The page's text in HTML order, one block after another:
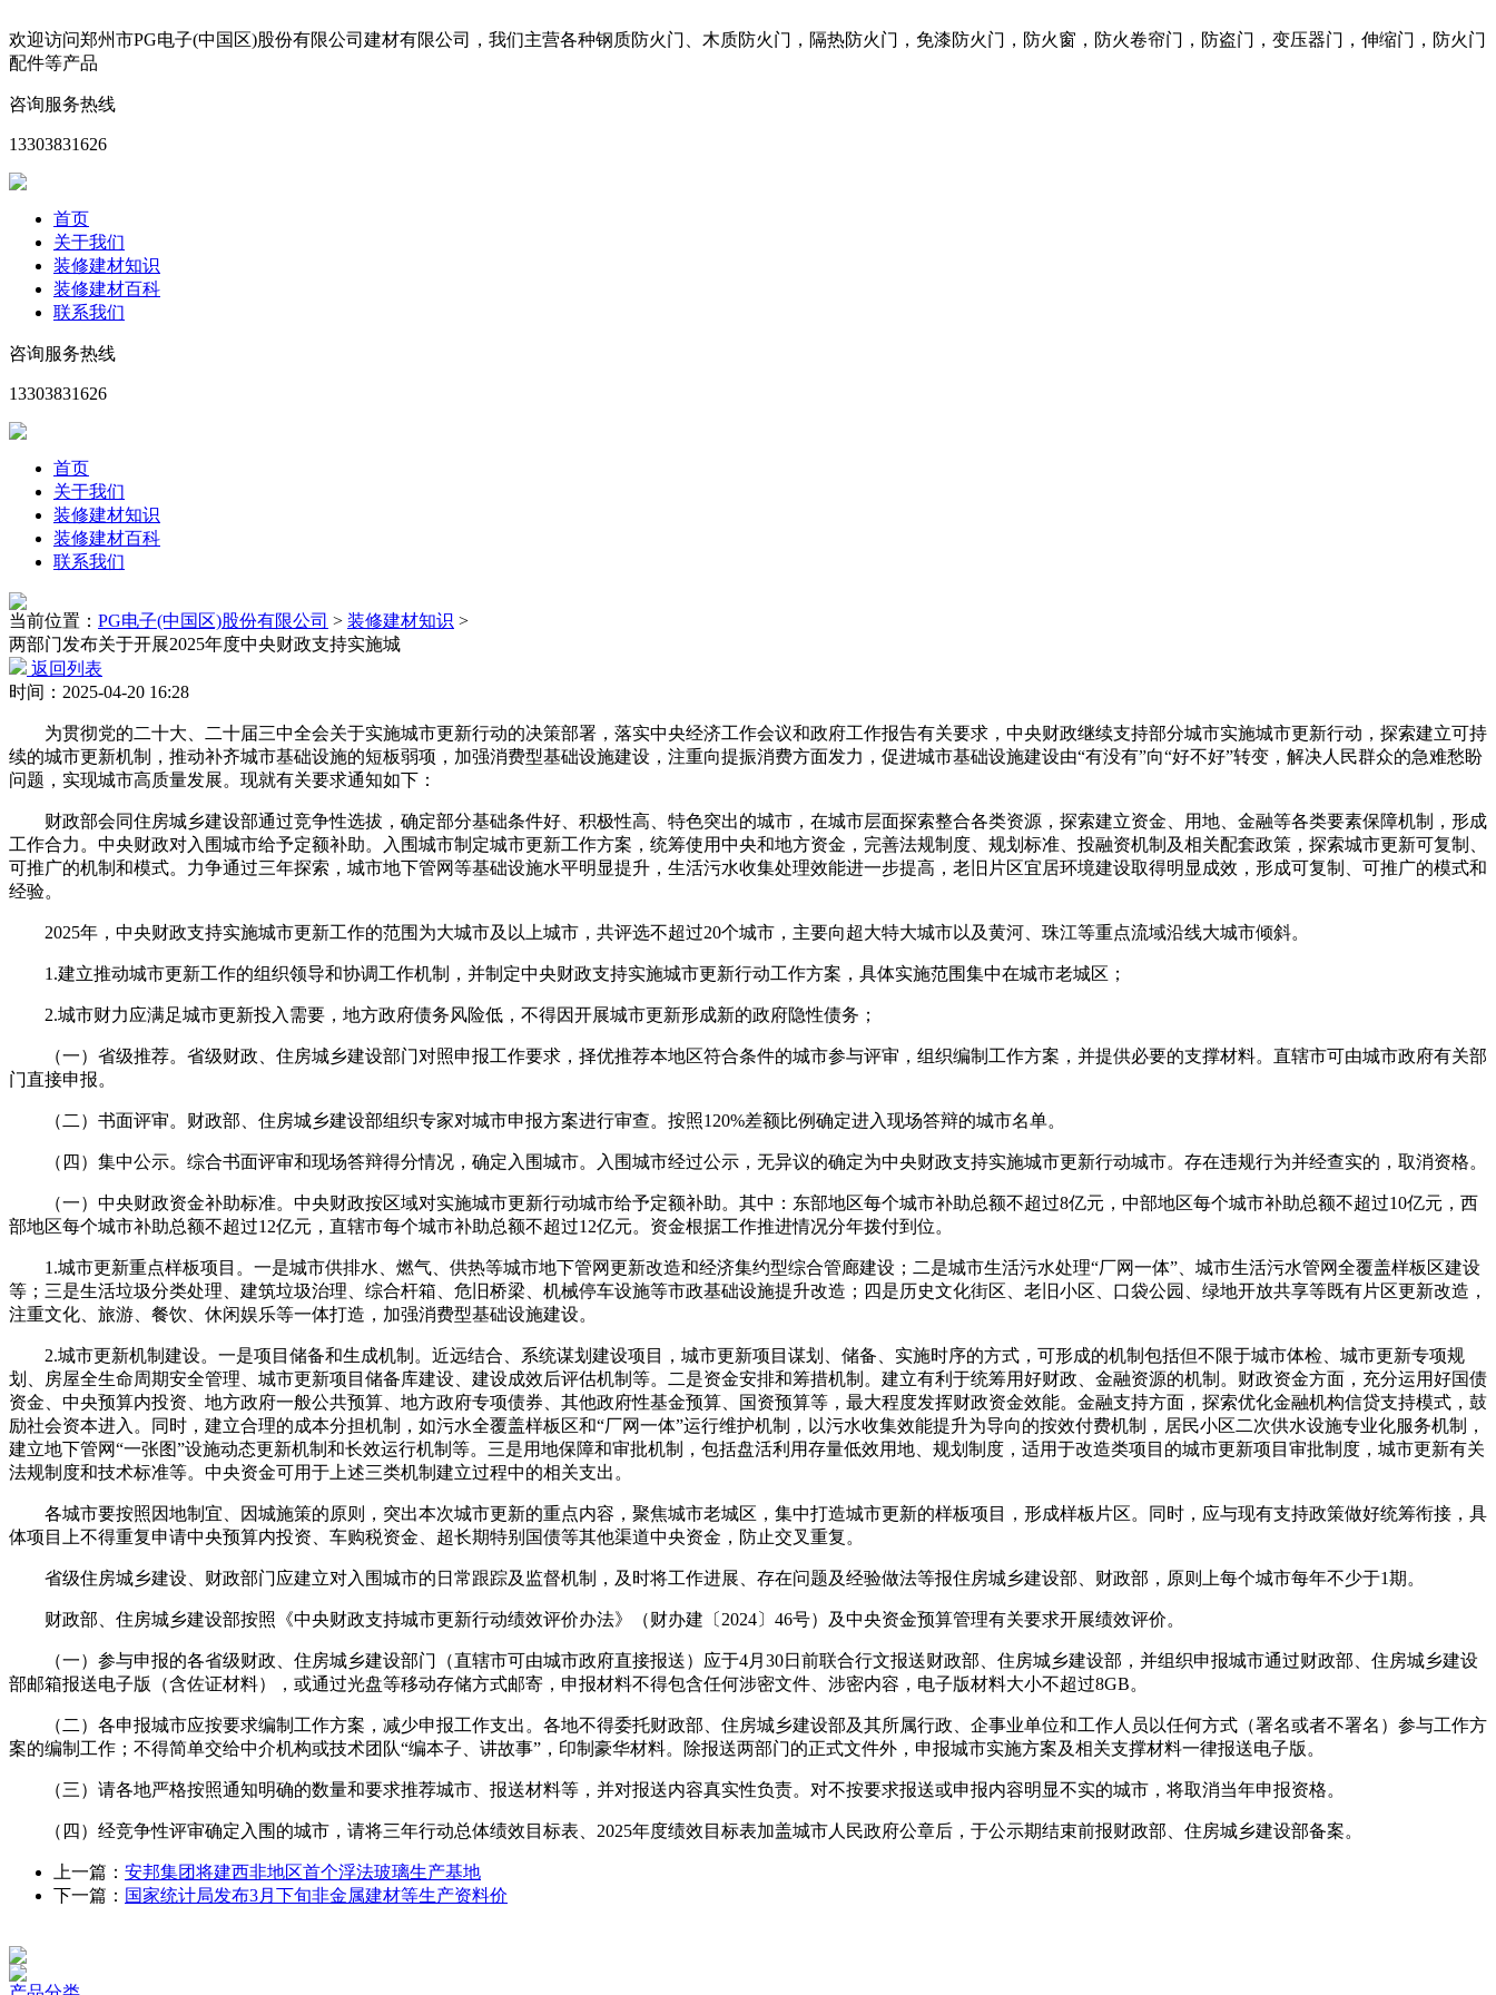
欢迎访问郑州市PG电子(中国区)股份有限公司建材有限公司，我们主营各种钢质防火门、木质防火门，隔热防火门，免漆防火门，防火窗，防火卷帘门，防盗门，变压器门，伸缩门，防火门
配件等产品
咨询服务热线
13303831626
首页
关于我们
装修建材知识
装修建材百科
联系我们
咨询服务热线
13303831626
首页
关于我们
装修建材知识
装修建材百科
联系我们
当前位置： PG电子(中国区)股份有限公司 > 装修建材知识 >
两部门发布关于开展2025年度中央财政支持实施城
返回列表
时间：2025-04-20 16:28
为贯彻党的二十大、二十届三中全会关于实施城市更新行动的决策部署，落实中央经济工作会议和政府工作报告有关要求，中央财政继续支持部分城市实施城市更新行动，探索建立可持
续的城市更新机制，推动补齐城市基础设施的短板弱项，加强消费型基础设施建设，注重向提振消费方面发力，促进城市基础设施建设由“有没有”向“好不好”转变，解决人民群众的急难愁盼
问题，实现城市高质量发展。现就有关要求通知如下：
财政部会同住房城乡建设部通过竞争性选拔，确定部分基础条件好、积极性高、特色突出的城市，在城市层面探索整合各类资源，探索建立资金、用地、金融等各类要素保障机制，形成
工作合力。中央财政对入围城市给予定额补助。入围城市制定城市更新工作方案，统筹使用中央和地方资金，完善法规制度、规划标准、投融资机制及相关配套政策，探索城市更新可复制、
可推广的机制和模式。力争通过三年探索，城市地下管网等基础设施水平明显提升，生活污水收集处理效能进一步提高，老旧片区宜居环境建设取得明显成效，形成可复制、可推广的模式和
经验。
2025年，中央财政支持实施城市更新工作的范围为大城市及以上城市，共评选不超过20个城市，主要向超大特大城市以及黄河、珠江等重点流域沿线大城市倾斜。
1.建立推动城市更新工作的组织领导和协调工作机制，并制定中央财政支持实施城市更新行动工作方案，具体实施范围集中在城市老城区；
2.城市财力应满足城市更新投入需要，地方政府债务风险低，不得因开展城市更新形成新的政府隐性债务；
（一）省级推荐。省级财政、住房城乡建设部门对照申报工作要求，择优推荐本地区符合条件的城市参与评审，组织编制工作方案，并提供必要的支撑材料。直辖市可由城市政府有关部
门直接申报。
（二）书面评审。财政部、住房城乡建设部组织专家对城市申报方案进行审查。按照120%差额比例确定进入现场答辩的城市名单。
（四）集中公示。综合书面评审和现场答辩得分情况，确定入围城市。入围城市经过公示，无异议的确定为中央财政支持实施城市更新行动城市。存在违规行为并经查实的，取消资格。
（一）中央财政资金补助标准。中央财政按区域对实施城市更新行动城市给予定额补助。其中：东部地区每个城市补助总额不超过8亿元，中部地区每个城市补助总额不超过10亿元，西
部地区每个城市补助总额不超过12亿元，直辖市每个城市补助总额不超过12亿元。资金根据工作推进情况分年拨付到位。
1.城市更新重点样板项目。一是城市供排水、燃气、供热等城市地下管网更新改造和经济集约型综合管廊建设；二是城市生活污水处理“厂网一体”、城市生活污水管网全覆盖样板区建设
等；三是生活垃圾分类处理、建筑垃圾治理、综合杆箱、危旧桥梁、机械停车设施等市政基础设施提升改造；四是历史文化街区、老旧小区、口袋公园、绿地开放共享等既有片区更新改造，
注重文化、旅游、餐饮、休闲娱乐等一体打造，加强消费型基础设施建设。
2.城市更新机制建设。一是项目储备和生成机制。近远结合、系统谋划建设项目，城市更新项目谋划、储备、实施时序的方式，可形成的机制包括但不限于城市体检、城市更新专项规
划、房屋全生命周期安全管理、城市更新项目储备库建设、建设成效后评估机制等。二是资金安排和筹措机制。建立有利于统筹用好财政、金融资源的机制。财政资金方面，充分运用好国债
资金、中央预算内投资、地方政府一般公共预算、地方政府专项债券、其他政府性基金预算、国资预算等，最大程度发挥财政资金效能。金融支持方面，探索优化金融机构信贷支持模式，鼓
励社会资本进入。同时，建立合理的成本分担机制，如污水全覆盖样板区和“厂网一体”运行维护机制，以污水收集效能提升为导向的按效付费机制，居民小区二次供水设施专业化服务机制，
建立地下管网“一张图”设施动态更新机制和长效运行机制等。三是用地保障和审批机制，包括盘活利用存量低效用地、规划制度，适用于改造类项目的城市更新项目审批制度，城市更新有关
法规制度和技术标准等。中央资金可用于上述三类机制建立过程中的相关支出。
各城市要按照因地制宜、因城施策的原则，突出本次城市更新的重点内容，聚焦城市老城区，集中打造城市更新的样板项目，形成样板片区。同时，应与现有支持政策做好统筹衔接，具
体项目上不得重复申请中央预算内投资、车购税资金、超长期特别国债等其他渠道中央资金，防止交叉重复。
省级住房城乡建设、财政部门应建立对入围城市的日常跟踪及监督机制，及时将工作进展、存在问题及经验做法等报住房城乡建设部、财政部，原则上每个城市每年不少于1期。
财政部、住房城乡建设部按照《中央财政支持城市更新行动绩效评价办法》（财办建〔2024〕46号）及中央资金预算管理有关要求开展绩效评价。
（一）参与申报的各省级财政、住房城乡建设部门（直辖市可由城市政府直接报送）应于4月30日前联合行文报送财政部、住房城乡建设部，并组织申报城市通过财政部、住房城乡建设
部邮箱报送电子版（含佐证材料），或通过光盘等移动存储方式邮寄，申报材料不得包含任何涉密文件、涉密内容，电子版材料大小不超过8GB。
（二）各申报城市应按要求编制工作方案，减少申报工作支出。各地不得委托财政部、住房城乡建设部及其所属行政、企事业单位和工作人员以任何方式（署名或者不署名）参与工作方
案的编制工作；不得简单交给中介机构或技术团队“编本子、讲故事”，印制豪华材料。除报送两部门的正式文件外，申报城市实施方案及相关支撑材料一律报送电子版。
（三）请各地严格按照通知明确的数量和要求推荐城市、报送材料等，并对报送内容真实性负责。对不按要求报送或申报内容明显不实的城市，将取消当年申报资格。
（四）经竞争性评审确定入围的城市，请将三年行动总体绩效目标表、2025年度绩效目标表加盖城市人民政府公章后，于公示期结束前报财政部、住房城乡建设部备案。
上一篇： 安邦集团将建西非地区首个浮法玻璃生产基地
下一篇： 国家统计局发布3月下旬非金属建材等生产资料价